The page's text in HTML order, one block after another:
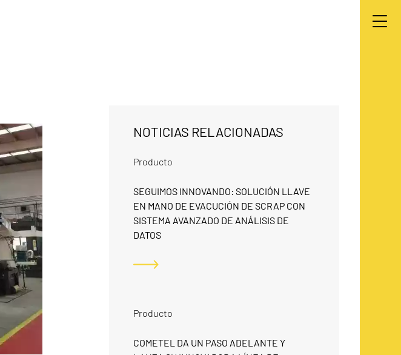
NOTICIAS RELACIONADAS
Producto
SEGUIMOS INNOVANDO: SOLUCIÓN LLAVE
EN MANO DE EVACUCIÓN DE SCRAP CON
SISTEMA AVANZADO DE ANÁLISIS DE
DATOS
Producto
COMETEL DA UN PASO ADELANTE Y